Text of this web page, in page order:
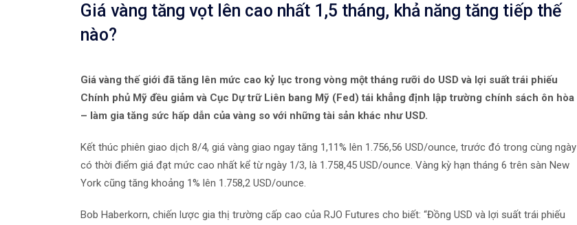
Giá vàng tăng vọt lên cao nhất 1,5 tháng, khả năng tăng tiếp thế
nào?
Giá vàng thế giới đã tăng lên mức cao kỷ lục trong vòng một tháng rưỡi do USD và lợi suất trái phiếu
Chính phủ Mỹ đều giảm và Cục Dự trữ Liên bang Mỹ (Fed) tái khẳng định lập trường chính sách ôn hòa
– làm gia tăng sức hấp dẫn của vàng so với những tài sản khác như USD.
Kết thúc phiên giao dịch 8/4, giá vàng giao ngay tăng 1,11% lên 1.756,56 USD/ounce, trước đó trong cùng ngày
có thời điểm giá đạt mức cao nhất kể từ ngày 1/3, là 1.758,45 USD/ounce. Vàng kỳ hạn tháng 6 trên sàn New
York cũng tăng khoảng 1% lên 1.758,2 USD/ounce.
Bob Haberkorn, chiến lược gia thị trường cấp cao của RJO Futures cho biết: “Đồng USD và lợi suất trái phiếu